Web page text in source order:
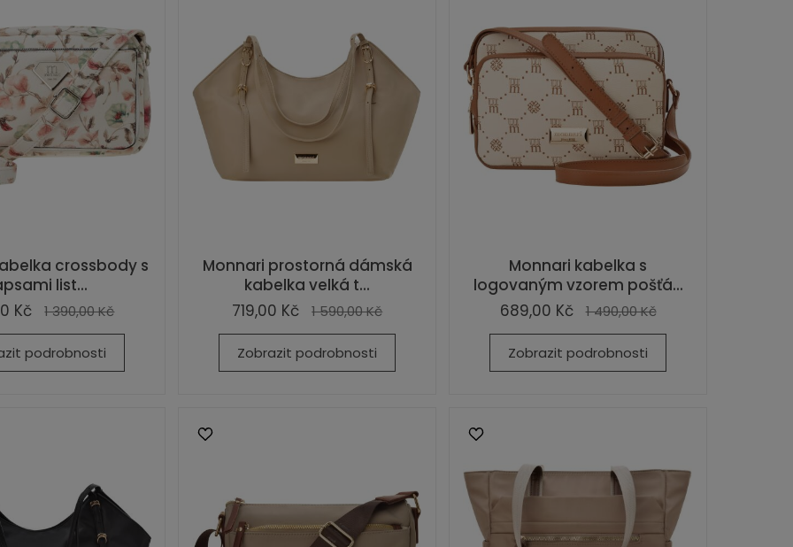
crossbody s
list...
Kč
1 390,00 Kč
podrobnosti
Monnari prostorná dámská
kabelka velká t...
719,00 Kč
1 590,00 Kč
Zobrazit podrobnosti
Monnari kabelka s
logovaným vzorem pošťá...
689,00 Kč
1 490,00 Kč
Zobrazit podrobnosti